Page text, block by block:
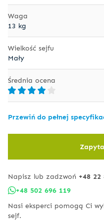
Waga
13 kg
Wielkość sejfu
Mały
Średnia ocena
Przewiń do pełnej
Napisz lub zadzwoń +48 22
+48 502 696 119
Nasi eksperci pomogą Ci
sejf.